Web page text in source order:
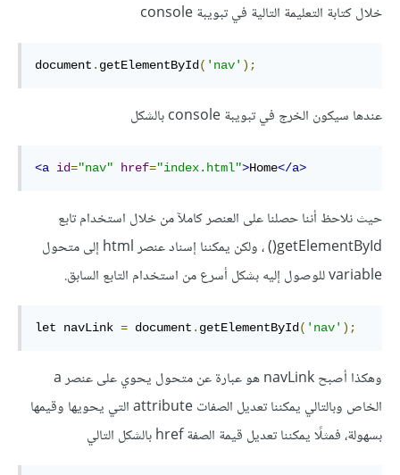
خلال كتابة التعليمة التالية في تبويبة console
document . getElementById ( 'nav' );
عندها سيكون الخرج في تبويبة console بالشكل
<a id="nav" href="index.html">Home</a>
حيث نلاحظ أننا حصلنا على العنصر كاملآ من خلال استخدام تابع
getElementById() ، ولكن يمكننا إسناد عنصر html إلى متحول
variable للوصول إليه بشكل أسرع من استخدام التابع السابق.
let navLink = document . getElementById ( 'nav' );
وهكذا أصبح navLink هو عبارة عن متحول يحوي على عنصر a
الخاص وبالتالي يمكننا تعديل الصفات attribute التي يحويها وقيمها
بسهولة، فمثلًا يمكننا تعديل قيمة الصفة href بالشكل التالي